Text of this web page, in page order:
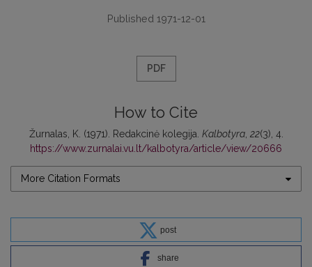
Published 1971-12-01
PDF
How to Cite
Žurnalas, K. (1971). Redakcinė kolegija. Kalbotyra, 22(3), 4.
https://www.zurnalai.vu.lt/kalbotyra/article/view/20666
More Citation Formats
post
share